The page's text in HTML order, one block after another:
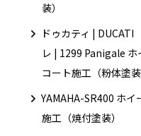
装）
ドゥカティ |
レ | 1299 Panigale ホ
コート施工（粉体塗装
YAMAHA-SR400 ホイ
施工（焼付塗装）